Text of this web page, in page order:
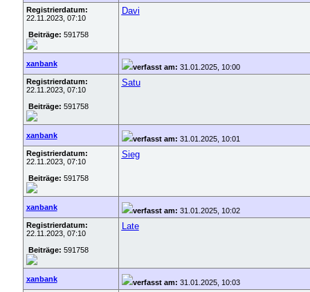
Registrierdatum:
22.11.2023, 07:10
Beiträge: 591758
Davi
xanbank verfasst am: 31.01.2025, 10:00
Registrierdatum:
22.11.2023, 07:10
Beiträge: 591758
Satu
xanbank verfasst am: 31.01.2025, 10:01
Registrierdatum:
22.11.2023, 07:10
Beiträge: 591758
Sieg
xanbank verfasst am: 31.01.2025, 10:02
Registrierdatum:
22.11.2023, 07:10
Beiträge: 591758
Late
xanbank verfasst am: 31.01.2025, 10:03